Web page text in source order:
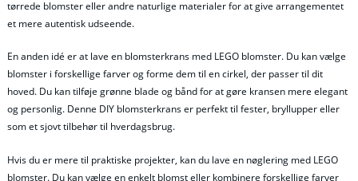
tørrede blomster eller andre naturlige materialer for at give arrangementet
et mere autentisk udseende.
En anden idé er at lave en blomsterkrans med LEGO blomster. Du kan vælge
blomster i forskellige farver og forme dem til en cirkel, der passer til dit
hoved. Du kan tilføje grønne blade og bånd for at gøre kransen mere elegant
og personlig. Denne DIY blomsterkrans er perfekt til fester, bryllupper eller
som et sjovt tilbehør til hverdagsbrug.
Hvis du er mere til praktiske projekter, kan du lave en nøglering med LEGO
blomster. Du kan vælge en enkelt blomst eller kombinere forskellige farver